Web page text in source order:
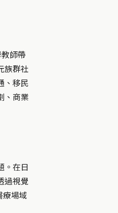
教師帶
族群社
、移民
、商業
。在日
過視覺
療場域